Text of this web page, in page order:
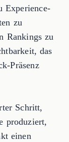
Experience-
zu
Rankings zu
das
Präsenz
Schritt,
produziert,
einen